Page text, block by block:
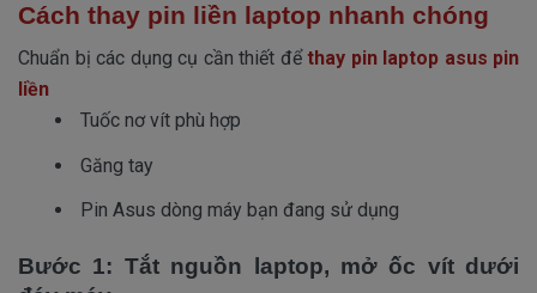
Cách thay pin liền laptop nhanh chóng
Chuẩn bị các dụng cụ cần thiết để thay pin laptop asus pin
liền
Tuốc nơ vít phù hợp
Găng tay
Pin Asus dòng máy bạn đang sử dụng
Bước 1: Tắt nguồn laptop, mở ốc vít dưới